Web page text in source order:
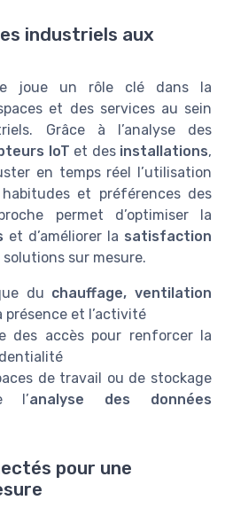
industriels aux
joue un rôle clé dans la
et des services au sein
Grâce à l’analyse des
IoT et des installations,
en temps réel l’utilisation
et préférences des
permet d’optimiser la
et d’améliorer la satisfaction
sur mesure.
du chauffage, ventilation
présence et l’activité
des accès pour renforcer la
de travail ou de stockage
l’analyse des données
pour une